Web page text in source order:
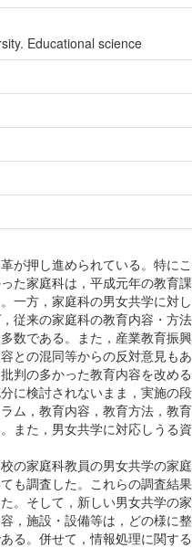
Educational science
が押し進められている。特に
た家庭科は，平成元年の教育
一方，家庭科の男女共学に対
従来の家庭科の教育内容・方
数である。また，産業教育振
との混同等からの反対意見も
判の多かった教育内容を改め
に検討されないまま，実施の
ム，教育内容，教育方法，教
また，男女共学に対応しうる
の家庭科教員の男女共学の家
も調査した。これらの調査結
。そして，新しい男女共学の
，施設・設備等は，どの様に
る。併せて，情報処理に関す